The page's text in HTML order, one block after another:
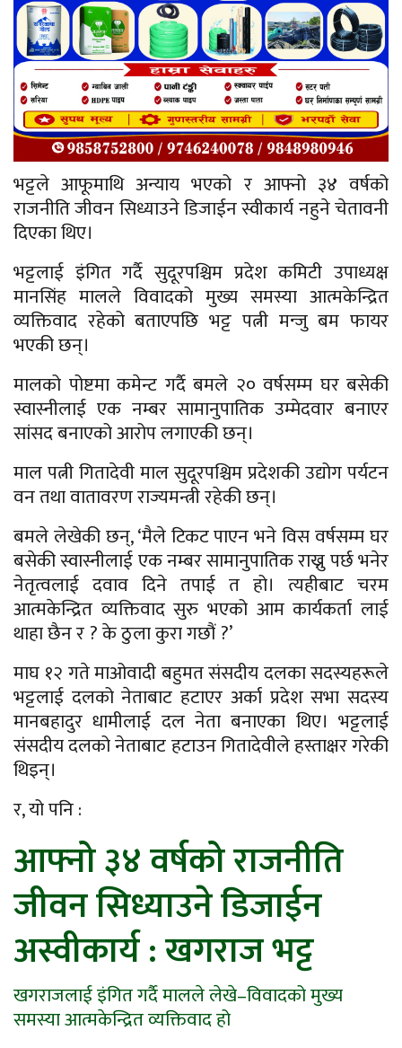
भट्टले आफूमाथि अन्याय भएको र आफ्नो ३४ वर्षको
राजनीति जीवन सिध्याउने डिजाईन स्वीकार्य नहुने चेतावनी
दिएका थिए।
भट्टलाई इंगित गर्दै सुदूरपश्चिम प्रदेश कमिटी उपाध्यक्ष
मानसिंह मालले विवादको मुख्य समस्या आत्मकेन्द्रित
व्यक्तिवाद रहेको बताएपछि भट्ट पत्नी मन्जु बम फायर
भएकी छन्।
मालको पोष्टमा कमेन्ट गर्दै बमले २० वर्षसम्म घर बसेकी
स्वास्नीलाई एक नम्बर सामानुपातिक उम्मेदवार बनाएर
सांसद बनाएको आरोप लगाएकी छन्।
माल पत्नी गितादेवी माल सुदूरपश्चिम प्रदेशकी उद्योग पर्यटन
वन तथा वातावरण राज्यमन्त्री रहेकी छन्।
बमले लेखेकी छन्, ‘मैले टिकट पाएन भने विस वर्षसम्म घर
बसेकी स्वास्नीलाई एक नम्बर सामानुपातिक राख्नु पर्छ भनेर
नेतृत्वलाई दवाव दिने तपाई त हो। त्यहीबाट चरम
आत्मकेन्द्रित व्यक्तिवाद सुरु भएको आम कार्यकर्ता लाई
थाहा छैन र ? के ठुला कुरा गछौं ?’
माघ १२ गते माओवादी बहुमत संसदीय दलका सदस्यहरूले
भट्टलाई दलको नेताबाट हटाएर अर्का प्रदेश सभा सदस्य
मानबहादुर धामीलाई दल नेता बनाएका थिए। भट्टलाई
संसदीय दलको नेताबाट हटाउन गितादेवीले हस्ताक्षर गरेकी
थिइन्।
र, यो पनि :
आफ्नो ३४ वर्षको राजनीति
जीवन सिध्याउने डिजाईन
अस्वीकार्य : खगराज भट्ट
खगराजलाई इंगित गर्दै मालले लेखे–विवादको मुख्य
समस्या आत्मकेन्द्रित व्यक्तिवाद हो